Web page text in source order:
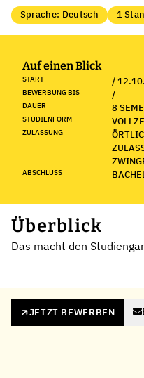
Sprache: Deutsch 1
Auf einen Blick
START /
BEWERBUNG BIS /
DAUER 8
STUDIENFORM
ZULASSUNG
ABSCHLUSS
Überblick
Das macht den
JETZT BEWERBEN